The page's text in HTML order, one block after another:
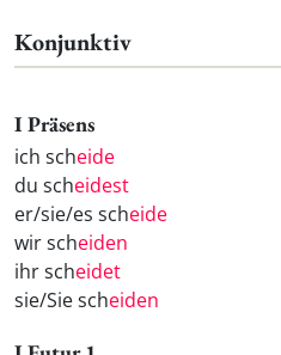
Konjunktiv
I Präsens
ich scheide
du scheidest
er/sie/es scheide
wir scheiden
ihr scheidet
sie/Sie scheiden